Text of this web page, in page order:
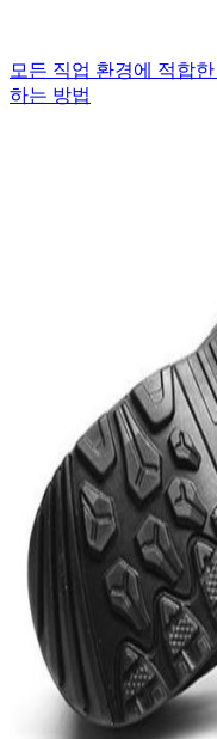
모든 직업 환경에 적합
하는 방법